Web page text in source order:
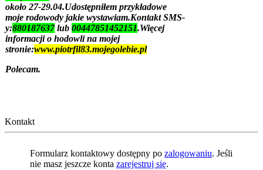
około 27-29.04.Udostępniłem przykładowe
moje rodowody jakie wystawiam.Kontakt SMS-
y:880187637lub 00447851452151.Więcej
informacji o hodowli na mojej
stronie:www.piotrfil83.mojegolebie.pl
Polecam.
Kontakt
Formularz kontaktowy dostępny pozalogowaniu. Jeśli
nie masz jeszcze kontazarejestruj się.